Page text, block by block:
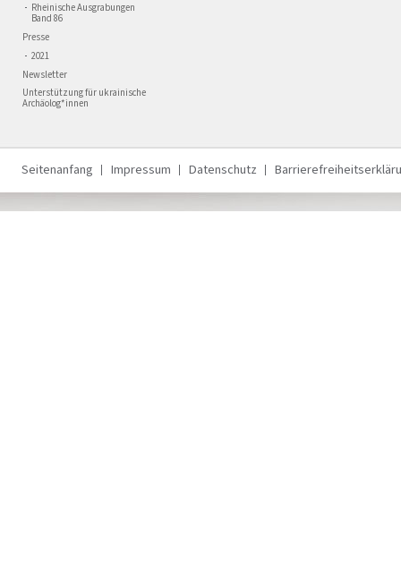
Rheinische Ausgrabungen
Band 86
Presse
2021
Newsletter
Unterstützung für ukrainische
Archäolog*innen
Seitenanfang Impressum Datenschutz